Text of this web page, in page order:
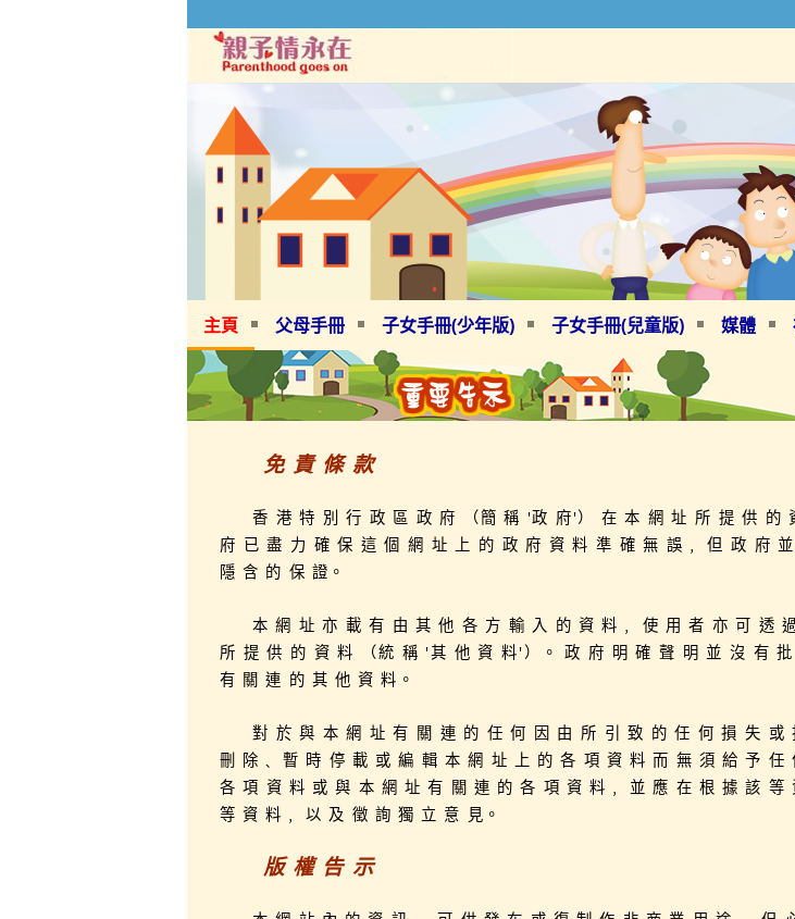
主頁 父母手冊 子女手冊(少年版) 子女手冊(兒童版) 媒體
免 責 條 款
香 港 特 別 行 政 區 政 府 （簡 稱 '政 府'） 在 本 網 址 所 提 供
府 已 盡 力 確 保 這 個 網 址 上 的 政 府 資 料 準 確 無 誤﹐ 但 政 府
隱 含 的 保 證。
本 網 址 亦 載 有 由 其 他 各 方 輸 入 的 資 料﹐ 使 用 者 亦 可 透
所 提 供 的 資 料 （統 稱 '其 他 資 料'）。 政 府 明 確 聲 明 並 沒 有
有 關 連 的 其 他 資 料。
對 於 與 本 網 址 有 關 連 的 任 何 因 由 所 引 致 的 任 何 損 失
刪 除﹑ 暫 時 停 載 或 編 輯 本 網 址 上 的 各 項 資 料 而 無 須 給 予
各 項 資 料 或 與 本 網 址 有 關 連 的 各 項 資 料﹐ 並 應 在 根 據 該
等 資 料﹐ 以 及 徵 詢 獨 立 意 見。
版 權 告 示